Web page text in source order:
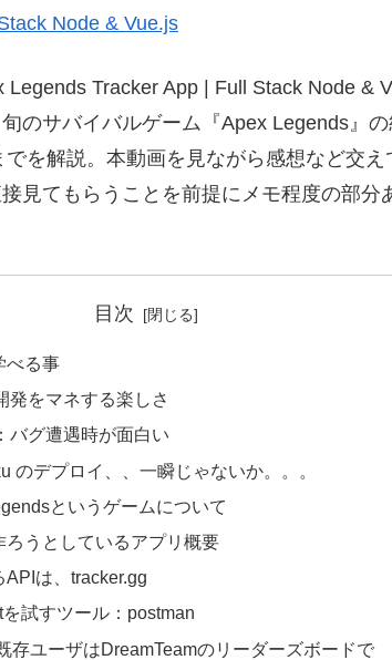
Node & Vue.js
Tracker App | Full Stack Node &
のサバイバルゲーム『Apex Legends』
を解説。本動画を見ながら感想など交え
見てもらうことを前提にメモ程度の部分
目次
べる事
発をマネする楽しさ
バグ遭遇時が面白い
のデプロイ、、一瞬じゃないか。。。
というゲームについて
ろうとしているアプリ概要
APIは、tracker.gg
を試すツール：postman
存ユーザはDreamTeamのリーダーズボードで